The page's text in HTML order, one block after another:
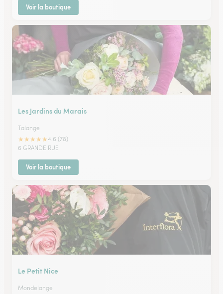
Voir la boutique
Les Jardins du Marais
Talange
★★★★★4.6 (78)
6 GRANDE RUE
Voir la boutique
Le Petit Nice
Mondelange